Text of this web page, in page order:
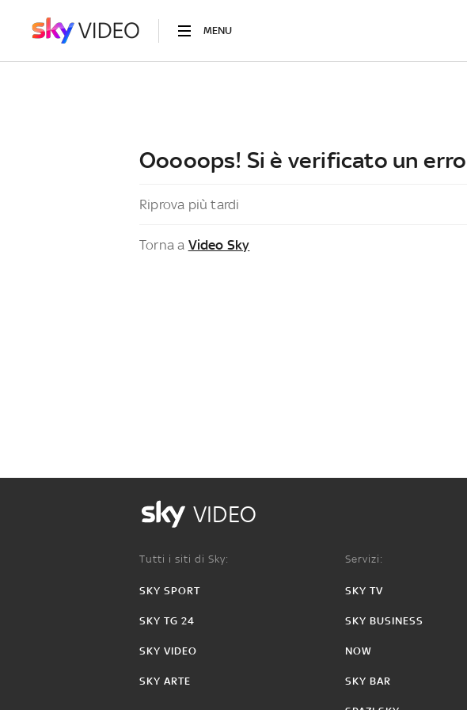
MENU
Ooooops! Si è verificato un
Riprova più tardi
Torna a Video Sky
VIDEO
Tutti i siti di Sky:
SKY SPORT
SKY TG 24
SKY VIDEO
SKY ARTE
Servizi:
SKY TV
SKY BUSINESS
NOW
SKY BAR